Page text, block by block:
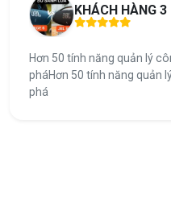
KHÁCH HÀNG 3
Hơn 50 tính năng quản lý
pháHơn 50 tính năng quản
phá